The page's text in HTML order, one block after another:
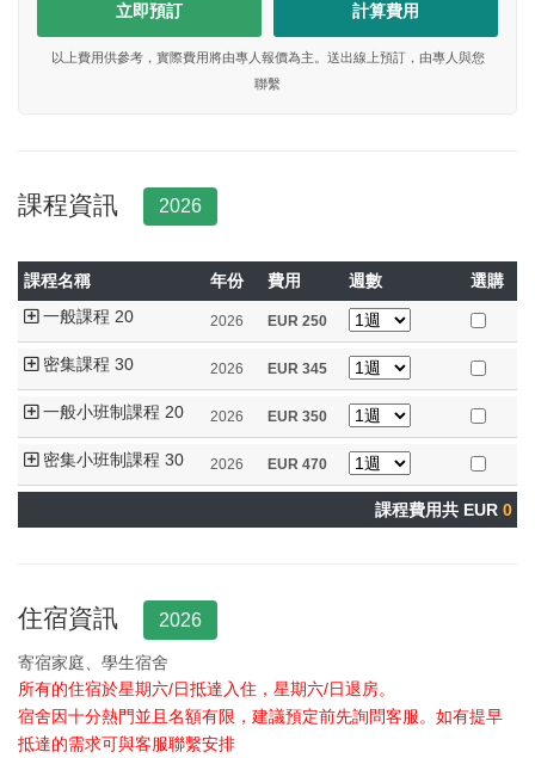
立即預訂 計算費用
以上費用供參考，實際費用將由專人報價為主。送出線上預訂，由專人與您
聯繫
課程資訊 2026
課程名稱 年份 費用 週數
選購
一般課程 20
2026 EUR 250
密集課程 30 2026 EUR 345
一般小班制課程 20 2026 EUR 350
密集小班制課程 30 2026 EUR 470
課程費用共 EUR 0
住宿資訊 2026
寄宿家庭、學生宿舍
所有的住宿於星期六/日抵達入住，星期六/日退房。
宿舍因十分熱門並且名額有限，建議預定前先詢問客服。 如有提早
抵達的需求可與客服聯繫安排